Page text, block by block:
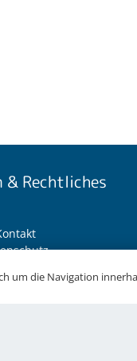
& Rechtliches
um die Navigation